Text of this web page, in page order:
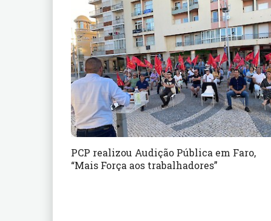
PCP realizou Audição Pública em Faro,
“Mais Força aos trabalhadores”